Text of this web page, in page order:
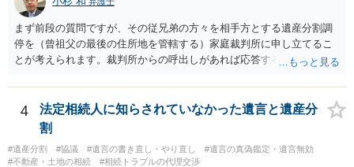
まず前段の質問ですが、その従兄弟の方々を相手方とする遺産分割調
停を（曾祖父の最後の住所地を管轄する）家庭裁判所に申し立てるこ
とが考えられます。裁判所からの呼出しがあれば応答する可能性がま
能と思われます。時間が思った以上にないので必要書類をてきぱきと
揃える必要があります。その点是非御注意ください。
4
法定相続人に知らされていなかった遺言と遺産分
割
#遺産分割 #協議 #遺言の書き直し・やり直し
#遺言の真偽鑑定・遺言無効
#不動産・土地の相続
#相続トラブルの代理交渉